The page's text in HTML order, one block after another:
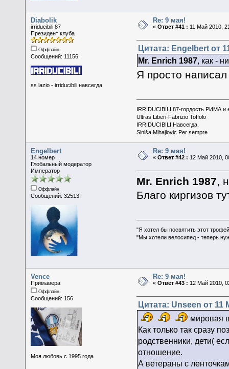
Diabolik
irriducibili 87
Президент клуба
Оффлайн
Сообщений: 11156
ss lazio - irriducibili навсегда
Re: 9 мая!
«Ответ #41 : 11 Май 2010,
Цитата: Engelbert от
Mr. Enrich 1987, как -
Я просто
IRRIDUCIBILI 87-гордость РИМА и
Ultras Liberi-Fabrizio Toffolo
IRRIDUCIBILI Навсегда.
Siniša Mihajlovic Per sempre
Engelbert
14 номер
Глобальный модератор
Император
Оффлайн
Сообщений: 32513
Re: 9 мая!
«Ответ #42 : 12 Май 2010,
Mr. Enrich 1987,
Благо киргизов
"Я хотел бы посвятить этот
"Мы хотели велосипед - теперь
Vence
Примавера
Оффлайн
Сообщений: 156
Моя любовь с 1995 года
Re: 9 мая!
«Ответ #43 : 12 Май 2010,
Цитата: Unseen от 11
мировая
Как только так сразу
родственники, дети(
отношение.
А ветераны с